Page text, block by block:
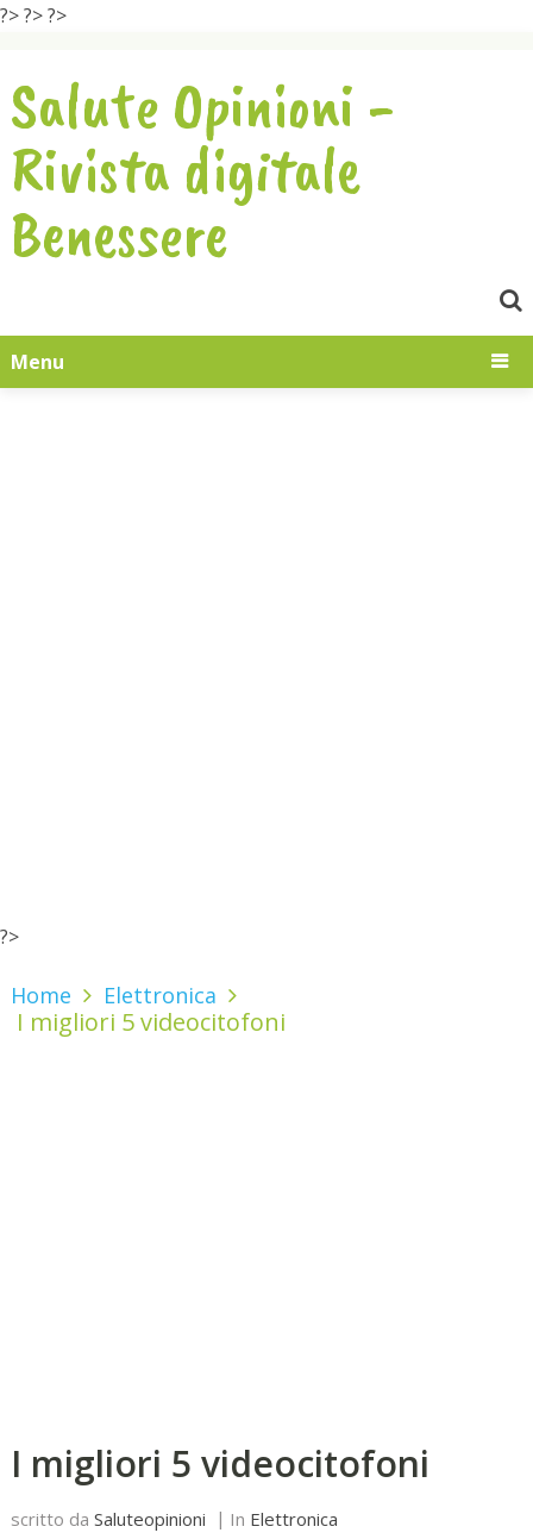
?>?>?>
Salute Opinioni -
Rivista digitale
Benessere
Menu
?>
Home Elettronica
I migliori 5 videocitofoni
I migliori 5 videocitofoni
scritto da Saluteopinioni In Elettronica